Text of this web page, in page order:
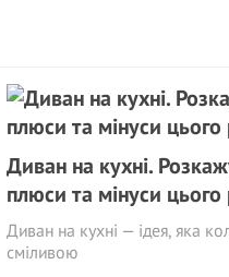
Диван на кухні.
плюси та мінуси цього
Диван на кухні — ідея, яка
сміливою